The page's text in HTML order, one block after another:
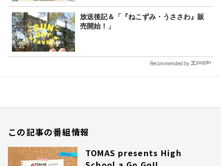
放送後記＆「『ねこずみ・うささわ』販
売開始！」
Recommended by
この記事の番組情報
TOMAS presents High